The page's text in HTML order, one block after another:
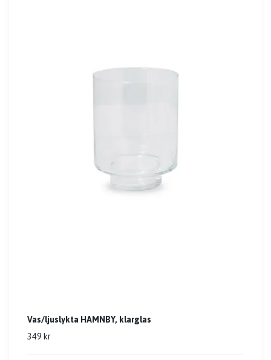
Vas/ljuslykta HAMNBY, klarglas
349 kr